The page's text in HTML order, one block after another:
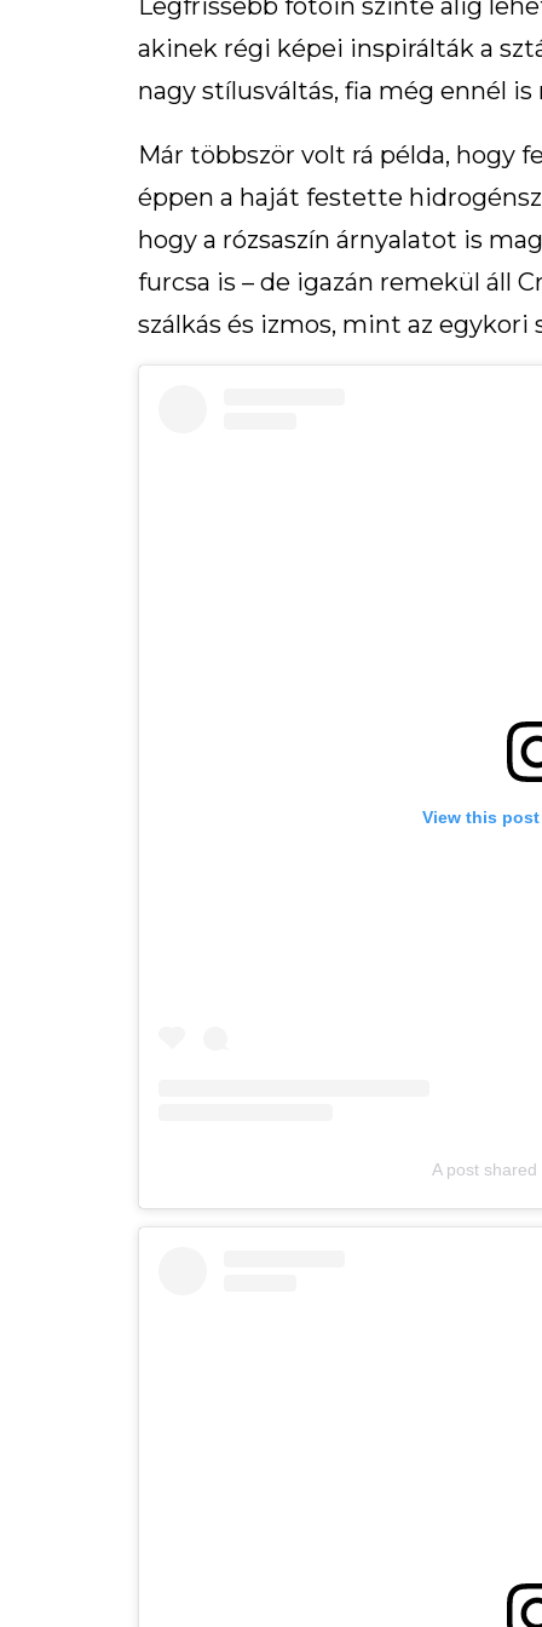
Legfrissebb fotóin szinte alig
akinek régi képei inspirálták a
nagy stílusváltás, fia még ennél
Már többször volt rá példa,
éppen a haját festette
hogy a rózsaszín árnyalatot is
furcsa is – de igazán remekül áll
szálkás és izmos, mint az egykori
View this
A post